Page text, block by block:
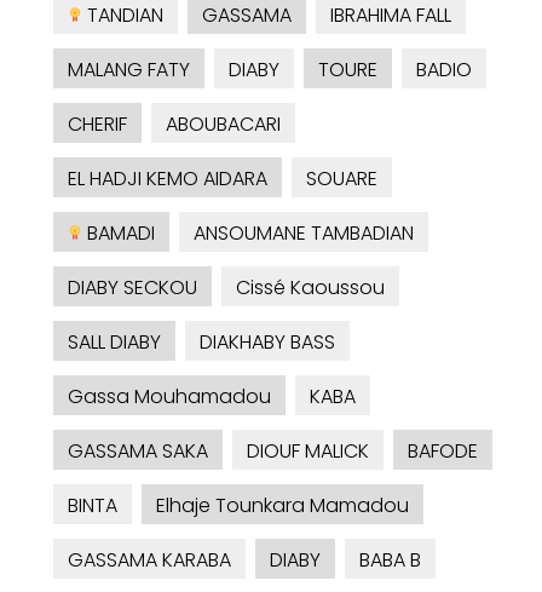
TANDIAN
GASSAMA
IBRAHIMA FALL
MALANG FATY
DIABY TOURE
BADIO
CHERIF
ABOUBACARI
EL HADJI KEMO AIDARA
SOUARE
BAMADI
ANSOUMANE TAMBADIAN
DIABY SECKOU
Cissé Kaoussou
SALL DIABY
DIAKHABY BASS
Gassa Mouhamadou
KABA
GASSAMA SAKA
DIOUF MALICK
BAFODE
BINTA
Elhaje Tounkara Mamadou
GASSAMA KARABA
DIABY
BABA B